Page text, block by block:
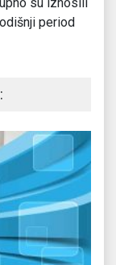
su iznosili
period